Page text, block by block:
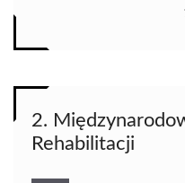
2.
Rehabilitacji